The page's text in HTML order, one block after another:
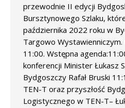
przewodnie II edycji
Bursztynowego Szlaku,
października 2022 roku w
Targowo Wystawienniczym.
11:00. Wstępna
konferencji Minister Łukasz
Bydgoszczy Rafał Bruski
TEN-T oraz przyszłość
Logistycznego w TEN-T–